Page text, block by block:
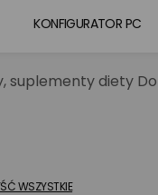
KONFIGURATOR PC
suplementy diety
WSZYSTKIE